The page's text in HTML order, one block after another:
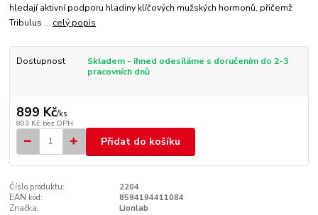
hledají aktivní podporu hladiny klíčových mužských hormonů, přičemž
Tribulus ... celý popis
Dostupnost
Skladem - ihned odesíláme s doručením do 2-3
pracovních dnů
899 Kč/ks
803 Kč bez DPH
Přidat do košíku
Číslo produktu:
2204
EAN kód:
8594194411084
Značka:
Lionlab